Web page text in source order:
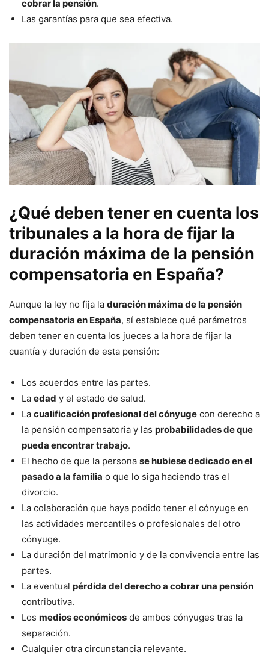
cobrar la pensión.
Las garantías para que sea efectiva.
¿Qué deben tener en cuenta los
tribunales a la hora de fijar la
duración máxima de la pensión
compensatoria en España?
Aunque la ley no fija la duración máxima de la pensión
compensatoria en España, sí establece qué parámetros
deben tener en cuenta los jueces a la hora de fijar la
cuantía y duración de esta pensión:
Los acuerdos entre las partes.
La edad y el estado de salud.
La cualificación profesional del cónyuge con derecho a
la pensión compensatoria y las probabilidades de que
pueda encontrar trabajo.
El hecho de que la persona se hubiese dedicado en el
pasado a la familia o que lo siga haciendo tras el
divorcio.
La colaboración que haya podido tener el cónyuge en
las actividades mercantiles o profesionales del otro
cónyuge.
La duración del matrimonio y de la convivencia entre las
partes.
La eventual pérdida del derecho a cobrar una pensión
contributiva.
Los medios económicos de ambos cónyuges tras la
separación.
Cualquier otra circunstancia relevante.